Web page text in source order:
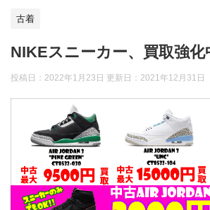
古着
NIKEスニーカー、買取強化
投稿日：2022年1月23日 更新日： 2021年12月31日